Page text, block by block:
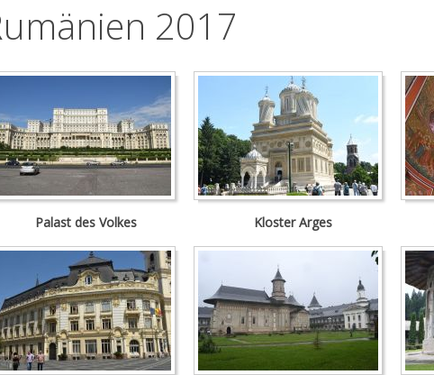
2017
Palast des Volkes Kloster Arges